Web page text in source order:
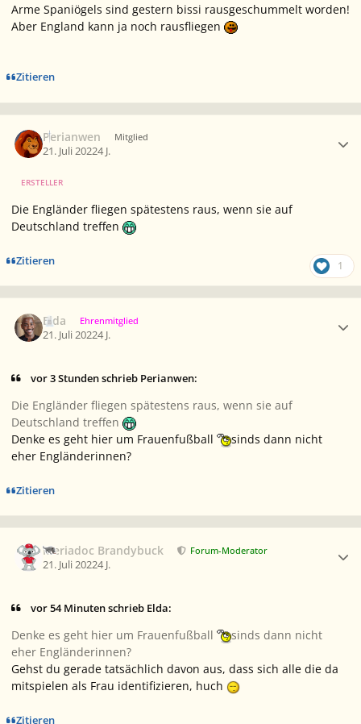
Arme Spaniögels sind gestern bissi rausgeschummelt worden!
Aber England kann ja noch rausfliegen
Zitieren
Perianwen Mitglied
21. Juli 20224 J.
ERSTELLER
Die Engländer fliegen spätestens raus, wenn sie auf
Deutschland treffen
Zitieren 1
Elda Ehrenmitglied
21. Juli 20224 J.
vor 3 Stunden schrieb Perianwen:
Die Engländer fliegen spätestens raus, wenn sie auf
Deutschland treffen
Denke es geht hier um Frauenfußball
sinds dann nicht
eher Engländerinnen?
Zitieren
Meriadoc Brandybuck Forum-Moderator
21. Juli 20224 J.
vor 54 Minuten schrieb Elda:
Denke es geht hier um Frauenfußball
sinds dann nicht
eher Engländerinnen?
Gehst du gerade tatsächlich davon aus, dass sich alle die da
mitspielen als Frau identifizieren, huch
Zitieren